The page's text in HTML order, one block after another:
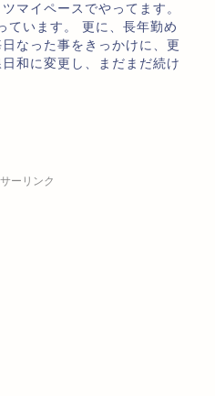
マイペースでやってます。
ています。 更に、長年勤め
なった事をきっかけに、更
和に変更し、まだまだ続け
ーリンク